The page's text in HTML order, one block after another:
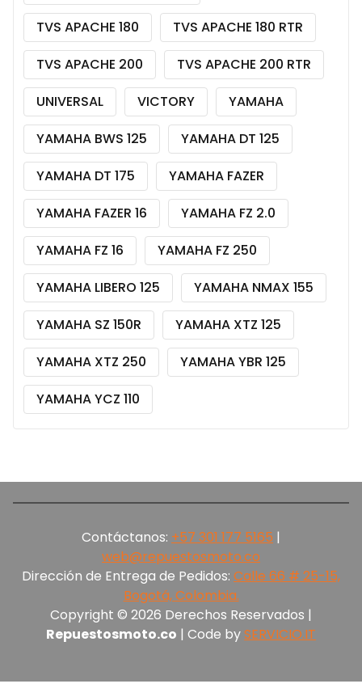
TVS APACHE 180
TVS APACHE 180 RTR
TVS APACHE 200
TVS APACHE 200 RTR
UNIVERSAL
VICTORY
YAMAHA
YAMAHA BWS 125
YAMAHA DT 125
YAMAHA DT 175
YAMAHA FAZER
YAMAHA FAZER 16
YAMAHA FZ 2.0
YAMAHA FZ 16
YAMAHA FZ 250
YAMAHA LIBERO 125
YAMAHA NMAX 155
YAMAHA SZ 150R
YAMAHA XTZ 125
YAMAHA XTZ 250
YAMAHA YBR 125
YAMAHA YCZ 110
Contáctanos: +57 301 177 5165‬ |
web@repuestosmoto.co
Dirección de Entrega de Pedidos: Calle 66 # 25-15,
Bogotá, Colombia.
Copyright © 2026 Derechos Reservados |
Repuestosmoto.co | Code bySERVICIO.IT